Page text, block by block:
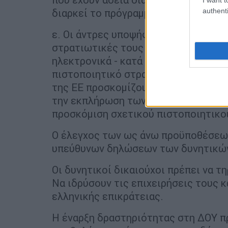
διαρκεί το πρόγραμμα.
ε. Οι άντρες υποψήφιοι να έχουν
στρατιωτικές τους υποχρεώσεις. Οι
ηλεκτρονικά - κατά την αίτηση
πιστοποιητικό στρατολογικής
της ΕΕ προσκομίζουν υπεύθυνη
την εκπλήρωση των στρατιωτικών
προσκόμιση σχετικού
Ο έλεγχος των ως άνω
υπεύθυνων δηλώσεων των
Οι δυνητικοί δικαιούχοι πρέπει να
Να ιδρύσουν τις επιχειρήσεις τους
ελληνικής επικράτειας.
Η έναρξη δραστηριότητας στη ΔΟΥ